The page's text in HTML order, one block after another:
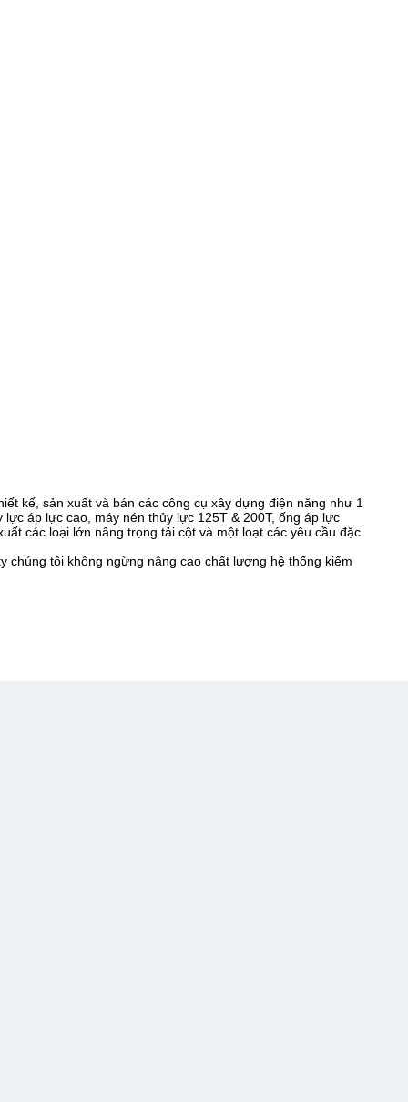
kế, sản xuất và bán các công cụ xây dựng điện năng như 1
áp lực cao, máy nén thủy lực 125T & 200T, ống áp lực
các loại lớn nâng trọng tải cột và một loạt các yêu cầu đặc
chúng tôi không ngừng nâng cao chất lượng hệ thống kiểm